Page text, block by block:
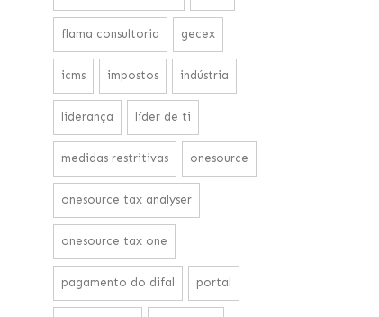
flama consultoria gecex
icms impostos indústria
liderança líder de ti
medidas restritivas onesource
onesource tax analyser
onesource tax one
pagamento do difal portal